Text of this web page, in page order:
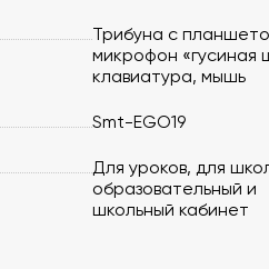
Трибуна с
микрофон «гусиная
клавиатура, мышь
Smt-EGO19
Для уроков, для
образовательный и
школьный кабинет